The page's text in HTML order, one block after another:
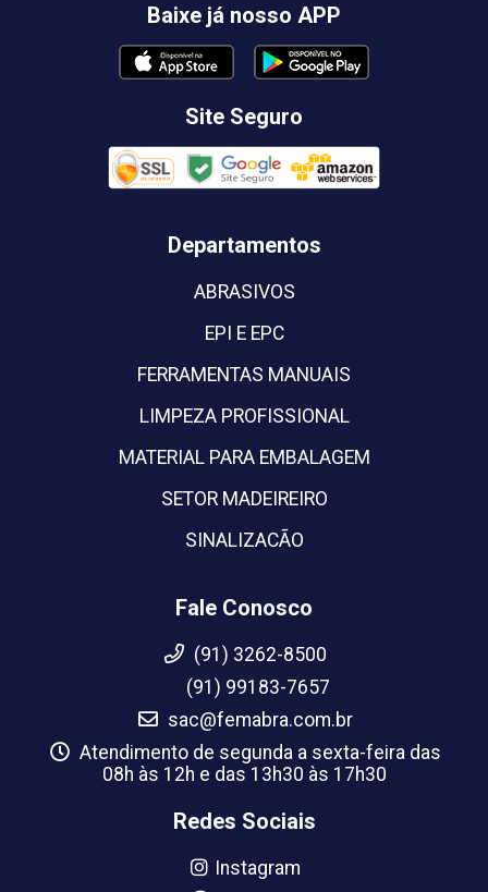
Baixe já nosso APP
Site Seguro
Departamentos
ABRASIVOS
EPI E EPC
FERRAMENTAS MANUAIS
LIMPEZA PROFISSIONAL
MATERIAL PARA EMBALAGEM
SETOR MADEIREIRO
SINALIZACÃO
Fale Conosco
(91) 3262-8500
(91) 99183-7657
sac@femabra.com.br
Atendimento de segunda a sexta-feira das
08h às 12h e das 13h30 às 17h30
Redes Sociais
Instagram